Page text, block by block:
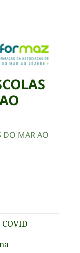
DO MAR AO